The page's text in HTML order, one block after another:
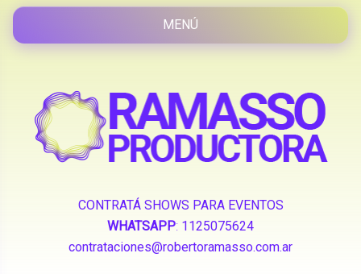
CONTRATÁ SHOWS PARA EVENTOS
WHATSAPP: 1125075624
contrataciones@robertoramasso.com.ar